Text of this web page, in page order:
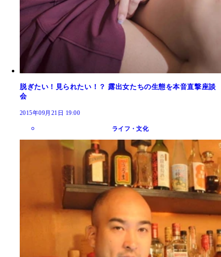
脱ぎたい！見られたい！？ 露出女たちの生態を本音直撃座談
会
2015年09月21日 19:00
ライフ・文化